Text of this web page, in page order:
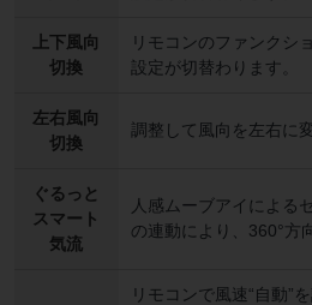
上下風向
切換
リモコンのファンクシ
設定が切替わります。
左右風向
切換
調整して風向を左右に
ぐるっと
スマート
気流
人感ムーブアイによる
の連動により、360°方
リモコンで風速“自動”